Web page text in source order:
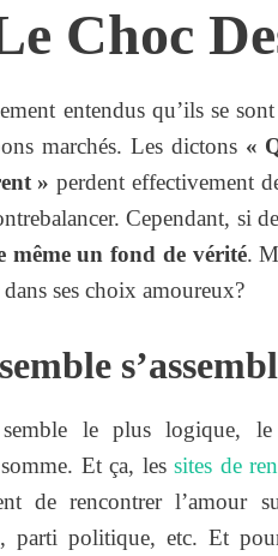
Choc
entendus qu’ils se
marchés. Les dictons «
» perdent effectivement
Cependant, si
même un fond de vérité.
ses choix amoureux?
le plus logique,
Et ça, les sites de
de rencontrer l’amour
parti politique, etc. Et